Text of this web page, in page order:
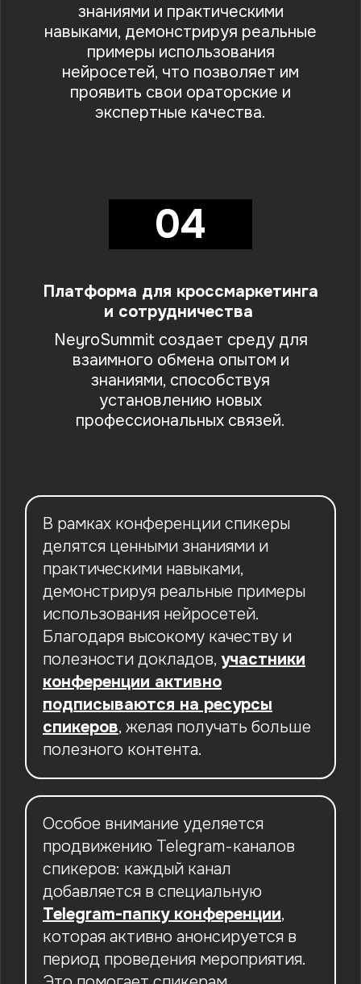
знаниями и практическими
навыками, демонстрируя реальные
примеры использования
нейросетей, что позволяет им
проявить свои ораторские и
экспертные качества.
04
Платформа для кроссмаркетинга
и сотрудничества
NeyroSummit создает среду для
взаимного обмена опытом и
знаниями, способствуя
установлению новых
профессиональных связей.
В рамках конференции спикеры
делятся ценными знаниями и
практическими навыками,
демонстрируя реальные примеры
использования нейросетей.
Благодаря высокому качеству и
полезности докладов, участники
конференции активно
подписываются на ресурсы
спикеров, желая получать больше
полезного контента.
Особое внимание уделяется
продвижению Telegram-каналов
спикеров: каждый канал
добавляется в специальную
Telegram-папку конференции,
которая активно анонсируется в
период проведения мероприятия.